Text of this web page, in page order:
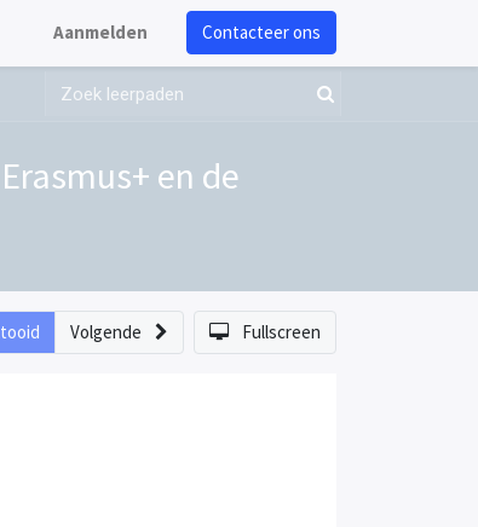
Aanmelden Contacteer ons
en de
Volgende Fullscreen